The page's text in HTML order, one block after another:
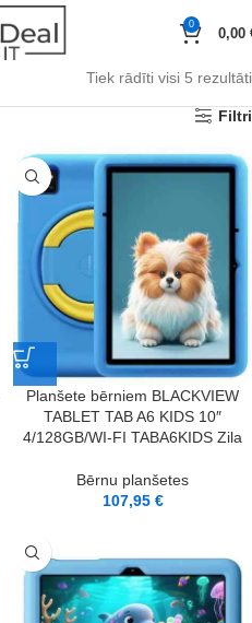
0
0,00
Tiek rādīti visi 5 rezultāti
Filtri
Planšete bērniem BLACKVIEW
TABLET TAB A6 KIDS 10″
4/128GB/WI-FI TABA6KIDS Zila
Bērnu planšetes
107,95 €